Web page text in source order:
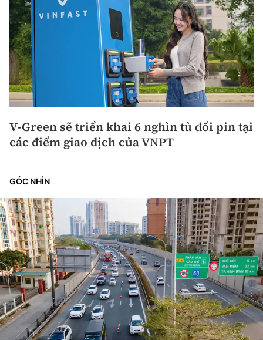
V-Green sẽ triển khai 6 nghìn tủ đổi pin tại
các điểm giao dịch của VNPT
GÓC NHÌN